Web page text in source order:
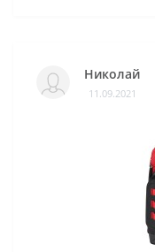
Николай
11.09.2021